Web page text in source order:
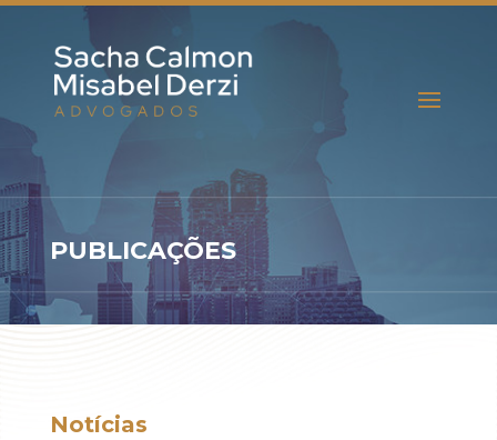
PUBLICAÇÕES
Notícias